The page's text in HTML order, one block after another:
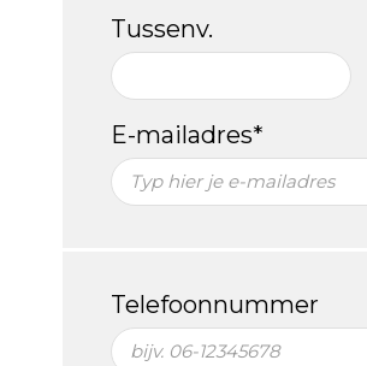
Tussenv.
E-mailadres*
Telefoonnummer